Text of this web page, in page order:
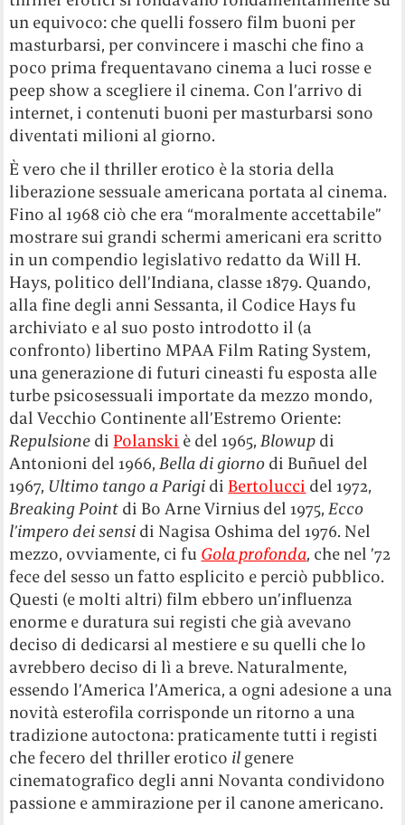
un equivoco: che quelli fossero film buoni per
masturbarsi, per convincere i maschi che fino a
poco prima frequentavano cinema a luci rosse e
peep show a scegliere il cinema. Con l’arrivo di
internet, i contenuti buoni per masturbarsi sono
diventati milioni al giorno.
È vero che il thriller erotico è la storia della
liberazione sessuale americana portata al cinema.
Fino al 1968 ciò che era “moralmente accettabile”
mostrare sui grandi schermi americani era scritto
in un compendio legislativo redatto da Will H.
Hays, politico dell’Indiana, classe 1879. Quando,
alla fine degli anni Sessanta, il Codice Hays fu
archiviato e al suo posto introdotto il (a
confronto) libertino MPAA Film Rating System,
una generazione di futuri cineasti fu esposta alle
turbe psicosessuali importate da mezzo mondo,
dal Vecchio Continente all’Estremo Oriente:
Repulsione di Polanski è del 1965,Blowup di
Antonioni del 1966,Bella di giorno di Buñuel del
1967, Ultimo tango a Parigi di Bertolucci del 1972,
Breaking Point di Bo Arne Virnius del 1975,Ecco
l’impero dei sensi di Nagisa Oshima del 1976. Nel
mezzo, ovviamente, ci fu Gola profonda, che nel ’72
fece del sesso un fatto esplicito e perciò pubblico.
Questi (e molti altri) film ebbero un’influenza
enorme e duratura sui registi che già avevano
deciso di dedicarsi al mestiere e su quelli che lo
avrebbero deciso di lì a breve. Naturalmente,
essendo l’America l’America, a ogni adesione a una
novità esterofila corrisponde un ritorno a una
tradizione autoctona: praticamente tutti i registi
che fecero del thriller erotico il genere
cinematografico degli anni Novanta condividono
passione e ammirazione per il canone americano.